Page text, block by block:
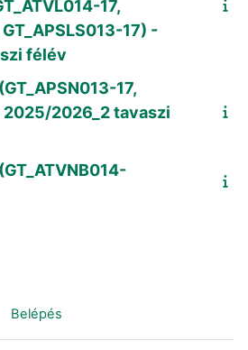
17,
17) -
félév
17,
2025/2026_2 tavaszi
Belépés